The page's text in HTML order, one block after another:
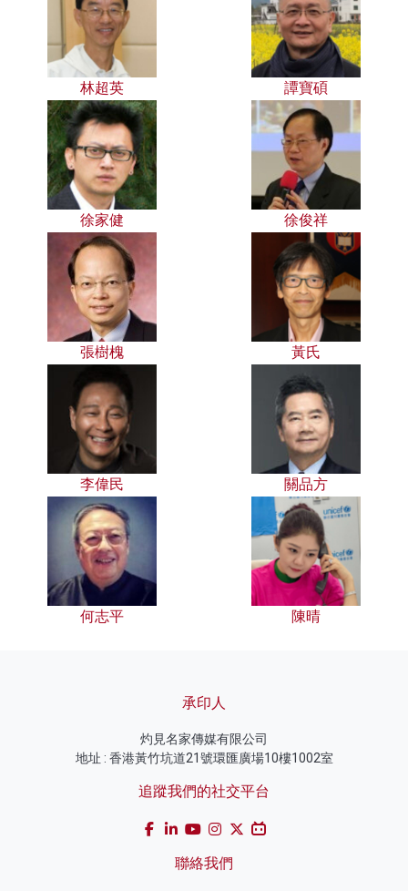
林超英 譚寶碩
徐家健 徐俊祥
張樹槐 黃氏
李偉民 關品方
何志平 陳晴
承印人
灼見名家傳媒有限公司
地址 : 香港黃竹坑道21號環匯廣場10樓1002室
追蹤我們的社交平台
聯絡我們